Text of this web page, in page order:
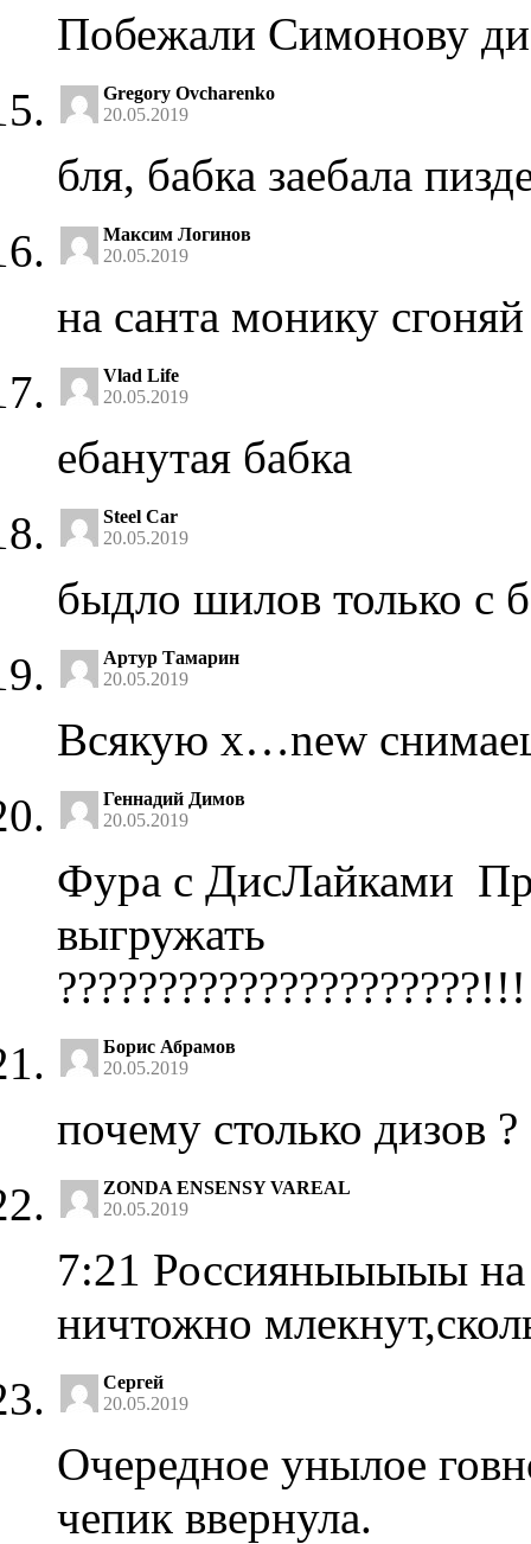
Побежали Симонову
Gregory Ovcharenko
20.05.2019
бля, бабка заебала
Максим Логинов
20.05.2019
на санта монику сгоняй
Vlad Life
20.05.2019
ебанутая бабка
Steel Car
20.05.2019
быдло шилов только с
Артур Тамарин
20.05.2019
Всякую х…new
Геннадий Димов
20.05.2019
Фура с ДисЛайками
выгружать
Борис Абрамов
20.05.2019
почему столько дизов ?
ZONDA ENSENSY VAREAL
20.05.2019
7:21 Россияныыыыы на
ничтожно
Сергей
20.05.2019
Очередное унылое
чепик ввернула.